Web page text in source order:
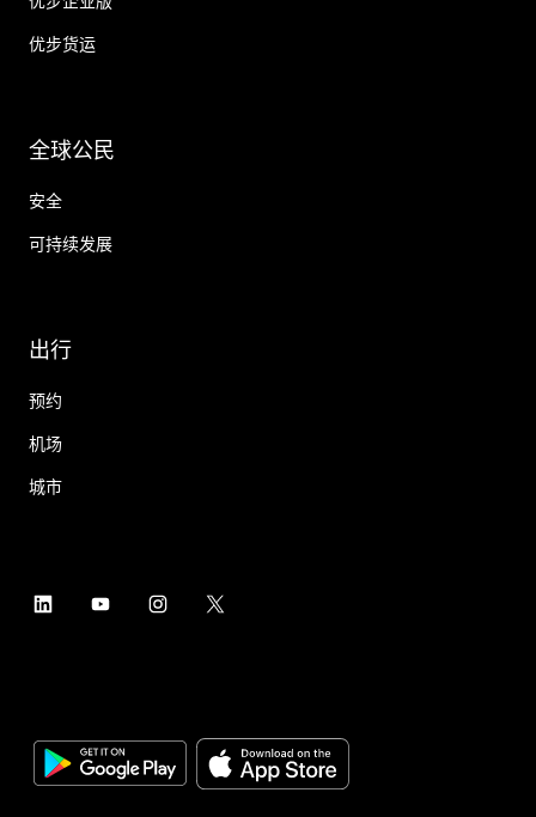
优步货运
全球公民
安全
可持续发展
出行
预约
机场
城市